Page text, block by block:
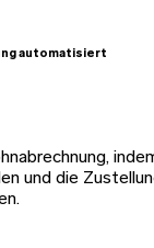
automatisiert
und die